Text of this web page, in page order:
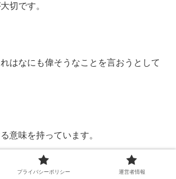
切です。
はなにも偉そうなことを言おうとして
意味を持っています。
プライバシーポリシー 運営者情報